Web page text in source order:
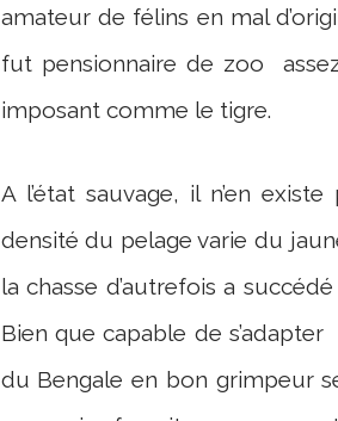
amateur de félins en mal
fut pensionnaire de zoo
imposant comme le tigre.
A l’état sauvage, il n’en
densité du pelage varie du
la chasse d’autrefois a
Bien que capable de
du Bengale en bon grimpeur